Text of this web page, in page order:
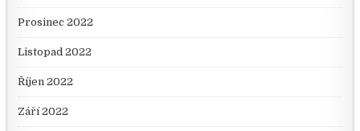
Prosinec 2022
Listopad 2022
Říjen 2022
Září 2022